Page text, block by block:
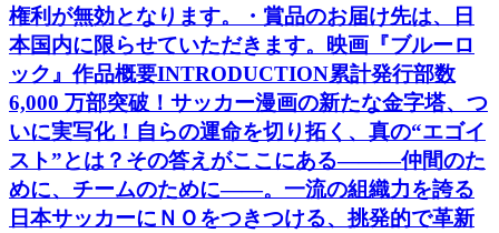
権利が無効となります。・賞品のお届け先は、日
本国内に限らせていただきます。映画『ブルーロ
ック』作品概要INTRODUCTION累計発行部数
6,000 万部突破！サッカー漫画の新たな金字塔、つ
いに実写化！自らの運命を切り拓く、真の“エゴイ
スト”とは？その答えがここにある―――仲間のた
めに、チームのために――。一流の組織力を誇る
日本サッカーにＮＯをつきつける、挑発的で革新